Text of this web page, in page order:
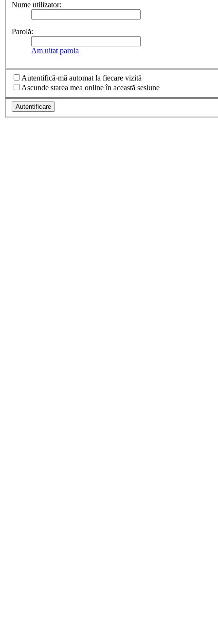
Nume utilizator:
Parolă:
Am uitat parola
Autentifică-mă automat la fiecare vizită
Ascunde starea mea online în această sesiune